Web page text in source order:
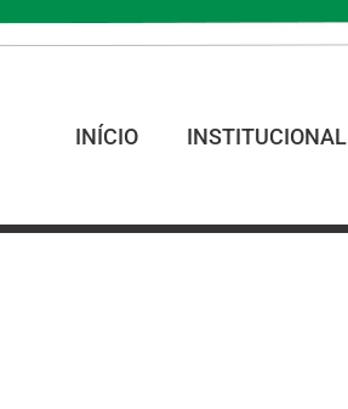
INÍCIO INSTITUCIONAL